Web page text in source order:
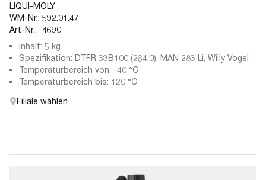
LIQUI-MOLY
WM-Nr.: 592.01.47
Art-Nr.: 4690
Inhalt: 5 kg
Spezifikation: DTFR 33B100 (264.0), MAN 283 Li, Willy Vogel
Temperaturbereich von: -40 °C
Temperaturbereich bis: 120 °C
Filiale wählen